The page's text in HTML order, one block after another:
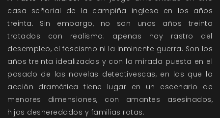
casa señorial de la campiña inglesa en los años
treinta. Sin embargo, no son unos años treinta
tratados con realismo: apenas hay rastro del
desempleo, el fascismo ni la inminente guerra. Son los
años treinta idealizados y con la mirada puesta en el
pasado de las novelas detectivescas, en las que la
acción dramática tiene lugar en un escenario de
menores dimensiones, con amantes asesinados,
hijos desheredados y familias rotas.